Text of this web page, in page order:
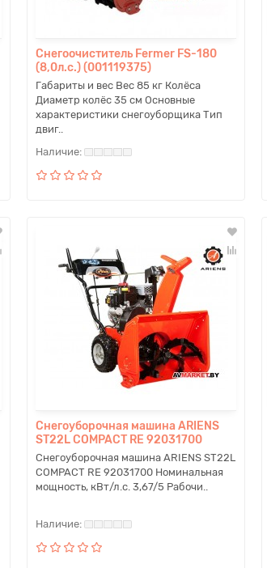
Снегоочиститель Fermer FS-180
(8,0л.с.) (001119375)
Габариты и вес Вес 85 кг Колёса
Диаметр колёс 35 см Основные
характеристики снегоуборщика Тип
двиг..
Снегоуборочная машина ARIENS
ST22L COMPACT RE 92031700
Снегоуборочная машина ARIENS ST22L
COMPACT RE 92031700 Номинальная
мощность, кВт/л.с. 3,67/5 Рабочи..